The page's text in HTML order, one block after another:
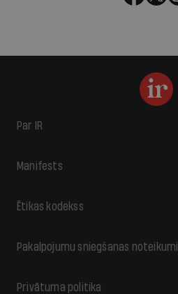
Par IR
Manifests
Ētikas kodekss
Pakalpojumu sniegšanas noteikumi
Privātuma politika